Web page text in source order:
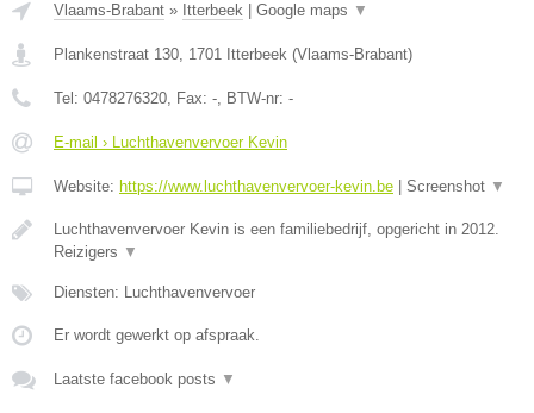
Vlaams-Brabant » Itterbeek Google maps ▼
Plankenstraat 130, 1701 Itterbeek (Vlaams-Brabant)
Tel: 0478276320, Fax: -, BTW-nr: -
E-mail › Luchthavenvervoer Kevin
Website: https://www.luchthavenvervoer-kevin.be Screenshot ▼
Luchthavenvervoer Kevin is een familiebedrijf, opgericht in 2012.
Reizigers ▼
Diensten: Luchthavenvervoer
Er wordt gewerkt op afspraak.
Laatste facebook posts ▼